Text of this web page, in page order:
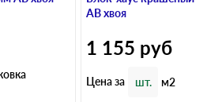
АВ хвоя
1 155 руб
Цена за шт. м2